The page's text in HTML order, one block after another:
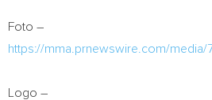
Foto –
https://mma.prnewswire.com/
Logo –